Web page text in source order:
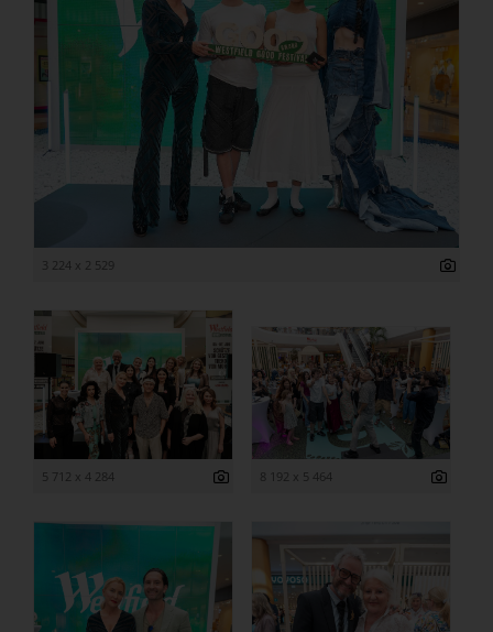
3 224 x 2 529
5 712 x 4 284 8 192 x 5 464